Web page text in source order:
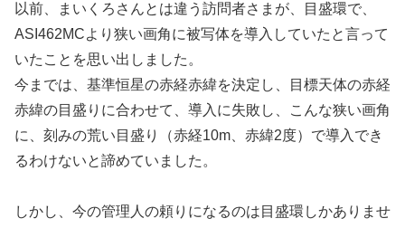
以前、まいくろさんとは違う訪問者さまが、目盛環で、
ASI462MCより狭い画角に被写体を導入していたと言って
いたことを思い出しました。
今までは、基準恒星の赤経赤緯を決定し、目標天体の赤経
赤緯の目盛りに合わせて、導入に失敗し、こんな狭い画角
に、刻みの荒い目盛り（赤経10m、赤緯2度）で導入でき
るわけないと諦めていました。
しかし、今の管理人の頼りになるのは目盛環しかありませ